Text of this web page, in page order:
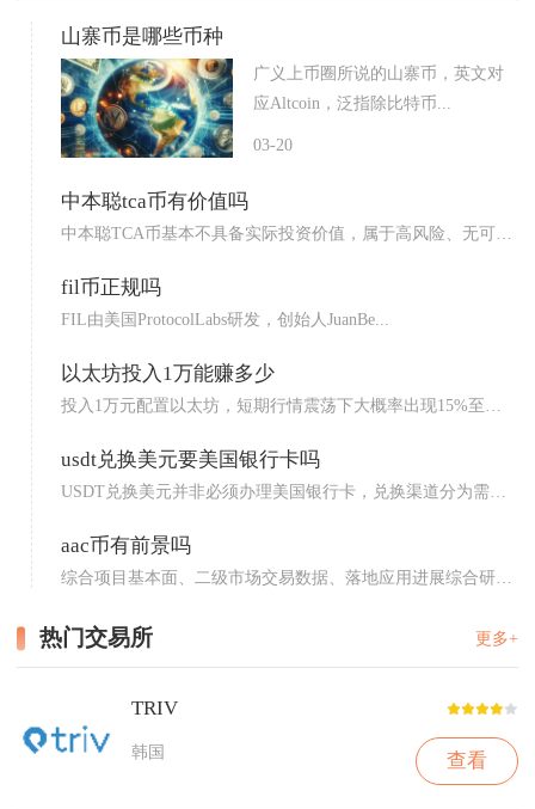
山寨币是哪些币种
广义上币圈所说的山寨币，英文对
应Altcoin，泛指除比特币...
03-20
中本聪tca币有价值吗
中本聪TCA币基本不具备实际投资价值，属于高风险、无可靠
fil币正规吗
FIL由美国ProtocolLabs研发，创始人JuanBe...
以太坊投入1万能赚多少
投入1万元配置以太坊，短期行情震荡下大概率出现15%至
usdt兑换美元要美国银行卡吗
USDT兑换美元并非必须办理美国银行卡，兑换渠道分为需要
aac币有前景吗
综合项目基本面、二级市场交易数据、落地应用进展综合研
热门交易所 更多+
TRIV
韩国 查看